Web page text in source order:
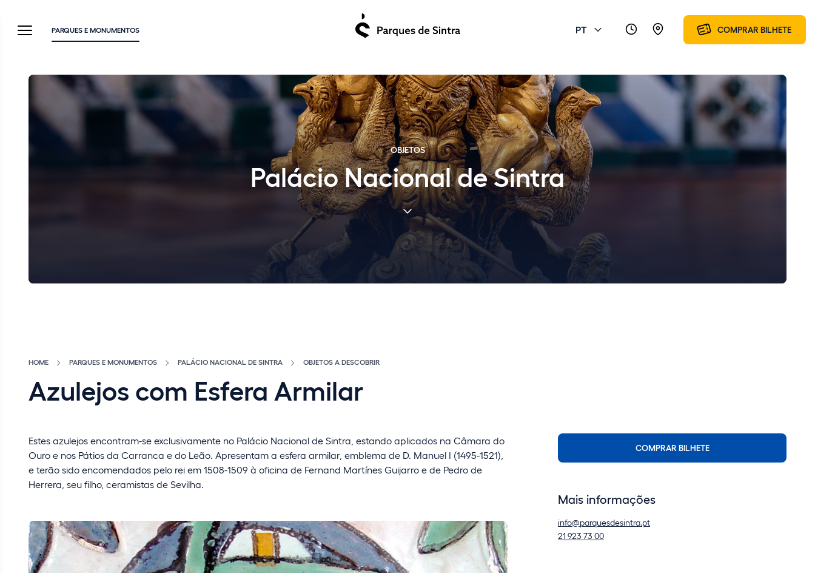
PARQUES E MONUMENTOS PT COMPRAR BILHETE
OBJETOS
Palácio Nacional de Sintra
HOME PARQUES E MONUMENTOS PALÁCIO NACIONAL DE SINTRA OBJETOS A DESCOBRIR
Azulejos com Esfera Armilar
Estes azulejos encontram-se exclusivamente no Palácio Nacional de Sintra, estando aplicados na Câmara do
Ouro e nos Pátios da Carranca e do Leão. Apresentam a esfera armilar, emblema de D. Manuel I (1495-1521),
e terão sido encomendados pelo rei em 1508-1509 à oficina de Fernand Martínes Guijarro e de Pedro de
Herrera, seu filho, ceramistas de Sevilha.
COMPRAR BILHETE
Mais informações
info@parquesdesintra.pt
21 923 73 00